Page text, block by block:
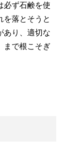
必ず石鹸を使
を落とそうと
あり、適切な
まで根こそぎ